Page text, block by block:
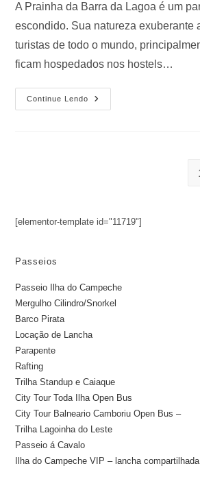
A Prainha da Barra da Lagoa é um
escondido. Sua natureza exuberante
turistas de todo o mundo,
ficam hospedados nos hostels…
Continue Lendo
[elementor-template id="11719"]
Passeios
Passeio Ilha do Campeche
Mergulho Cilindro/Snorkel
Barco Pirata
Locação de Lancha
Parapente
Rafting
Trilha Standup e Caiaque
City Tour Toda Ilha Open Bus
City Tour Balneario Camboriu Open Bus –
Trilha Lagoinha do Leste
Passeio á Cavalo
Ilha do Campeche VIP – lancha compartilhada